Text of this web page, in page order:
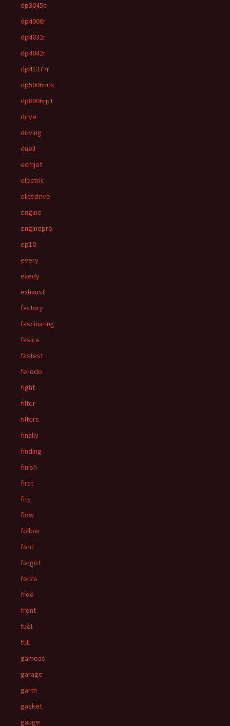
dp3045c
dp4006r
dp4032r
dp4042r
dp41377r
dp5006ndx
dp8006rp1
drive
driving
duell
ecmjet
electric
elitedrive
engine
enginepro
ep10
every
exedy
exhaust
factory
fascinating
fasica
fastest
ferodo
fight
filter
filters
finally
finding
finish
first
fits
flow
follow
ford
forgot
forza
free
front
fuel
full
gameas
garage
garth
gasket
gauge